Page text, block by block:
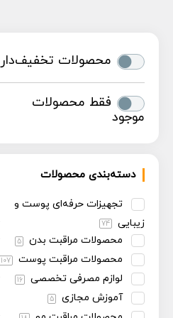
محصولات تخفیف‌دار
فقط محصولات
موجود
دسته‌بندی محصولات
تجهیزات حرفه‌ای پوست و
زیبایی
74
محصولات مراقبت بدن 5
محصولات مراقبت پوست 107
لوازم مصرفی تخصصی 16
آموزش مجازی 5